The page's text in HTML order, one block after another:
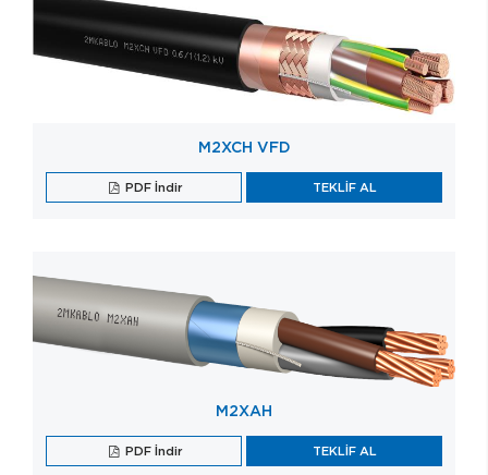
M2XCH VFD
PDF İndir TEKLİF AL
M2XAH
PDF İndir TEKLİF AL